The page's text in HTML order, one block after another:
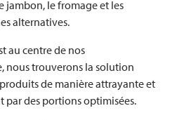
jambon, le fromage et les
alternatives.
au centre de nos
nous trouverons la solution
de manière attrayante et
des portions optimisées.